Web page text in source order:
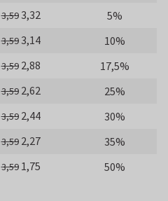
3,593,32
5%
3,593,14
10%
3,59 2,88
17,5%
3,59 2,62
25%
3,59 2,44
30%
3,59 2,27
35%
3,59 1,75 50%